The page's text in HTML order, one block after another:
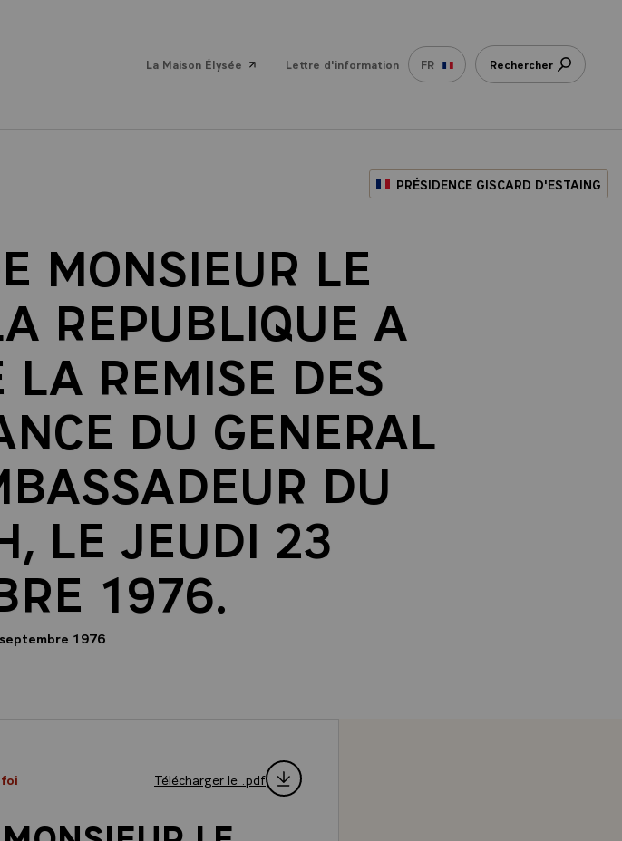
La Maison Élysée Lettre d'information FR Rechercher
PRÉSIDENCE GISCARD D'ESTAING
MONSIEUR LE
REPUBLIQUE A
LA REMISE DES
DU GENERAL
DU
LE JEUDI 23
1976.
1976
Télécharger le .pdf